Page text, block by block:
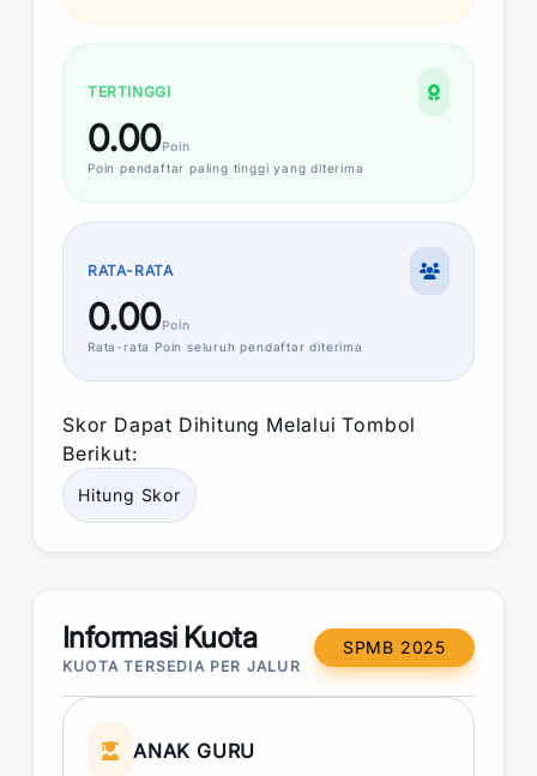
TERTINGGI
0.00Poin
Poin pendaftar paling tinggi yang diterima
RATA-RATA
0.00Poin
Rata-rata Poin seluruh pendaftar diterima
Skor Dapat Dihitung Melalui Tombol
Berikut:
Hitung Skor
Informasi Kuota
KUOTA TERSEDIA PER JALUR
SPMB 2025
ANAK GURU